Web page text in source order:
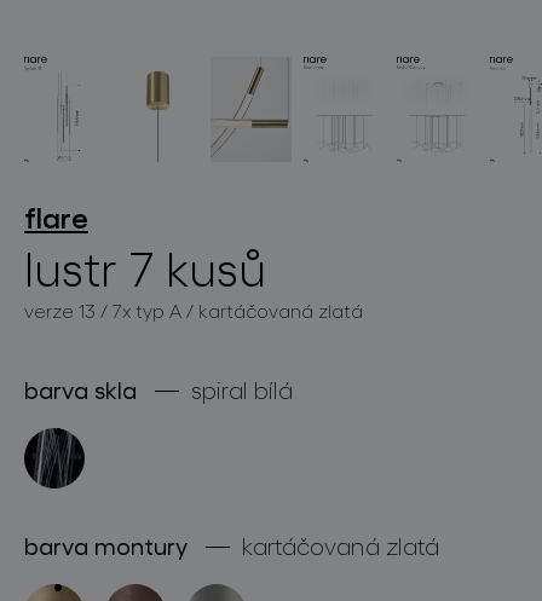
produkty
projekty
o značce
pro profesionály
store locator
flare
lustr 7 kusů
verze 13 / 7x typ A / kartáčovaná zlatá
barva skla spiral bílá
barva montury kartáčovaná zlatá